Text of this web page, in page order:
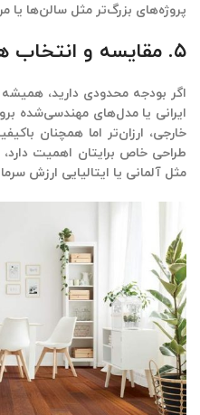
پروژه‌های بزرگ‌تر مثل سالن‌ها یا
۵. مقایسه و انتخاب هوشمندانه
اگر بودجه محدودی دارید،
ایرانی یا مدل‌های مهندسی‌شده
خارجی، ارزان‌تر اما همچنان
طراحی خاص برایتان اهمیت
مثل آلمانی یا ایتالیایی ارزش